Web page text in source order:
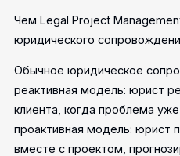
Чем Legal Project
юридического
Обычное юридическое
реактивная модель: юрист
клиента, когда проблема
проактивная модель: юрист
вместе с проектом,